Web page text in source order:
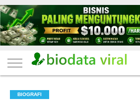
HOME
FILTER
KATEGORI
IKLAN
TERVIRAL
TRADING
KOMUNITAS
BERITA
BISNIS
LAINNYA
BIOGRAFI